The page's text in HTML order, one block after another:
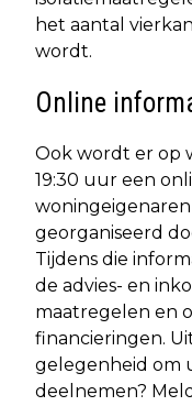
het aantal
wordt.
Online
Ook wordt er op
19:30 uur een
georganiseerd
Tijdens die
de advies- en
maatregelen en
financieringen.
gelegenheid om
deelnemen?